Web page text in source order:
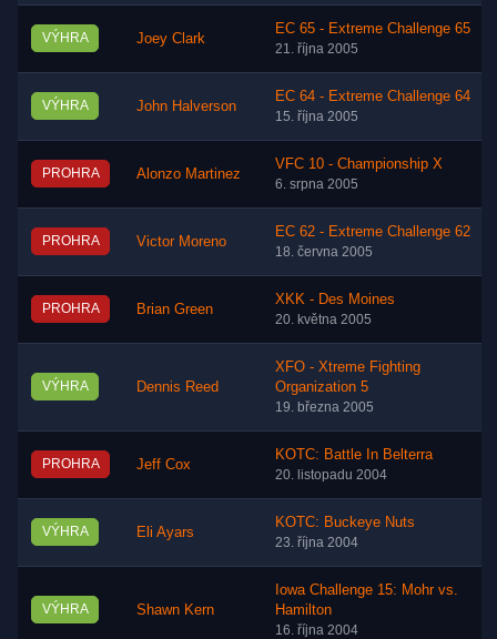
VÝHRA Joey Clark
EC 65 - Extreme Challenge 65
21. října 2005
VÝHRA John Halverson
EC 64 - Extreme Challenge 64
15. října 2005
PROHRA Alonzo Martinez
VFC 10 - Championship X
6. srpna 2005
PROHRA Victor Moreno
EC 62 - Extreme Challenge 62
18. června 2005
PROHRA Brian Green
XKK - Des Moines
20. května 2005
VÝHRA Dennis Reed
XFO - Xtreme Fighting
Organization 5
19. března 2005
PROHRA Jeff Cox
KOTC: Battle In Belterra
20. listopadu 2004
VÝHRA Eli Ayars
KOTC: Buckeye Nuts
23. října 2004
VÝHRA Shawn Kern
Iowa Challenge 15: Mohr vs.
Hamilton
16. října 2004